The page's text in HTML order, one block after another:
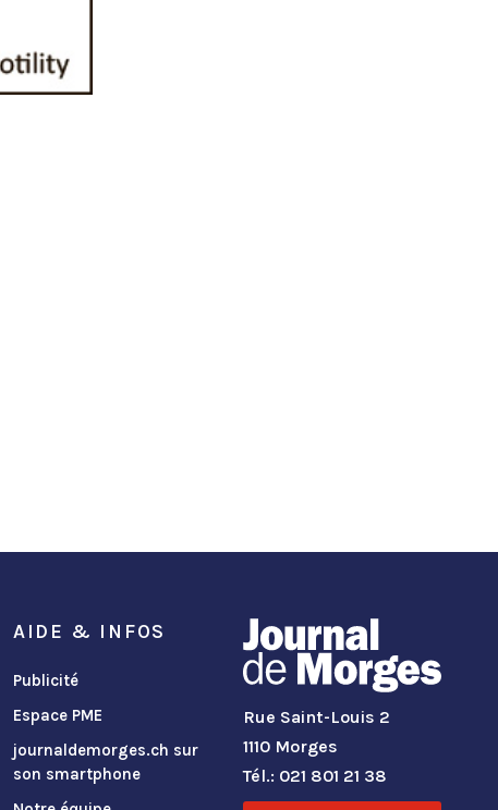
AIDE & INFOS
Publicité
Espace PME
journaldemorges.ch sur
son smartphone
Rue Saint-Louis 2
1110 Morges
Tél.: 021 801 21 38